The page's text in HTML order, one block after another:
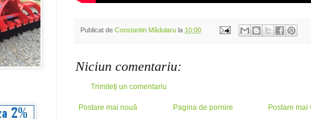
Publicat de Constantin Mădularu la 10:00
Niciun comentariu:
Trimiteți un comentariu
Postare mai nouă Postare mai
Pagina de pornire